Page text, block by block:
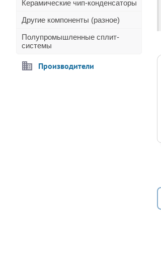
Керамические чип-конденсаторы
Другие компоненты (разное)
Полупромышленные сплит-
системы
Производители